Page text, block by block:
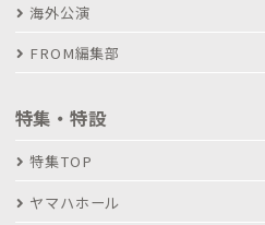
海外公演
FROM編集部
特集・特設
特集TOP
ヤマハホール